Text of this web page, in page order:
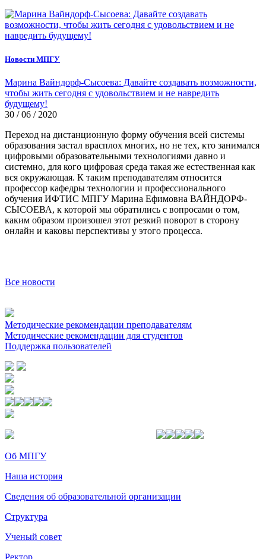
Новости МПГУ
Марина Вайндорф-Сысоева: Давайте создавать возможности,
чтобы жить сегодня с удовольствием и не навредить
будущему!
30 / 06 / 2020
Переход на дистанционную форму обучения всей системы
образования застал врасплох многих, но не тех, кто занимался
цифровыми образовательными технологиями давно и
системно, для кого цифровая среда такая же естественная как
вся окружающая. К таким преподавателям относится
профессор кафедры технологии и профессионального
обучения ИФТИС МПГУ Марина Ефимовна ВАЙНДОРФ-
СЫСОЕВА, к которой мы обратились с вопросами о том,
каким образом произошел этот резкий поворот в сторону
онлайн и каковы перспективы у этого процесса.
Все новости
Методические рекомендации преподавателям
Методические рекомендации для студентов
Поддержка пользователей
Об МПГУ
Наша история
Сведения об образовательной организации
Структура
Ученый совет
Ректор